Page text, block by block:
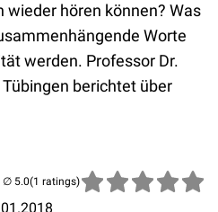
hören können? Was
Worte
werden. Professor Dr.
berichtet über
(1 ratings)